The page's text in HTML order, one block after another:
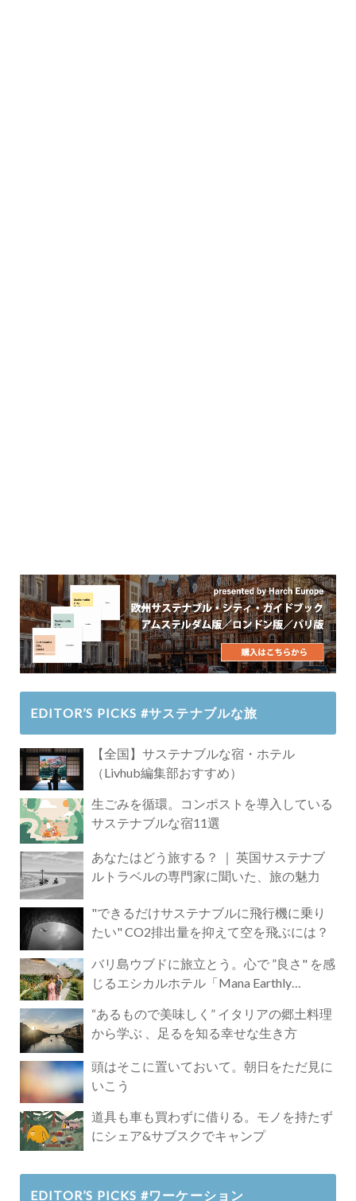
EDITOR’S PICKS #サステナブルな旅
【全国】サステナブルな宿・ホテル
（Livhub編集部おすすめ）
生ごみを循環。コンポストを導入している
サステナブルな宿11選
あなたはどう旅する？ ｜ 英国サステナブ
ルトラベルの専門家に聞いた、旅の魅力
"できるだけサステナブルに飛行機に乗り
たい" CO2排出量を抑えて空を飛ぶには？
バリ島ウブドに旅立とう。心で ”良さ" を感
じるエシカルホテル「Mana Earthly
“あるもので美味しく” イタリアの郷土料理
から学ぶ 、足るを知る幸せな生き方
頭はそこに置いておいて。朝日をただ見に
いこう
道具も車も買わずに借りる。モノを持たず
にシェア&サブスクでキャンプ
EDITOR’S PICKS #ワーケーション